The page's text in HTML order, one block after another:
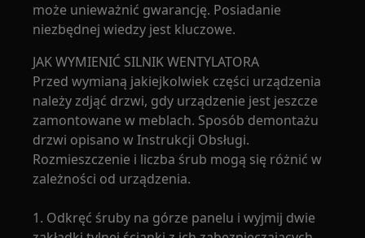
może unieważnić gwarancję. Posiadanie
niezbędnej wiedzy jest kluczowe.
JAK WYMIENIĆ SILNIK WENTYLATORA
Przed wymianą jakiejkolwiek części urządzenia
należy zdjąć drzwi, gdy urządzenie jest jeszcze
zamontowane w meblach. Sposób demontażu
drzwi opisano w Instrukcji Obsługi.
Rozmieszczenie i liczba śrub mogą się różnić w
zależności od urządzenia.
1. Odkręć śruby na górze panelu i wyjmij dwie